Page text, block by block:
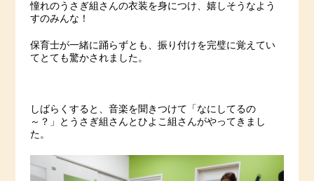
憧れのうさぎ組さんの衣装を身につけ、嬉しそうなよう
すのみんな！
保育士が一緒に踊らずとも、振り付けを完璧に覚えてい
てとても驚かされました。
しばらくすると、音楽を聞きつけて「なにしてるの
～？」とうさぎ組さんとひよこ組さんがやってきまし
た。